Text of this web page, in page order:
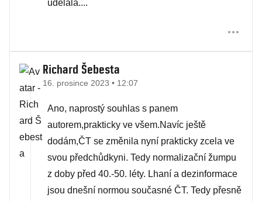
udělala....
Richard Šebesta
16. prosince 2023 • 12:07
Ano, naprostý souhlas s panem
autorem,prakticky ve všem.Navíc ještě
dodám,ČT se změnila nyní prakticky zcela ve
svou předchůdkyni. Tedy normalizační žumpu
z doby před 40.-50. léty. Lhaní a dezinformace
jsou dnešní normou současné ČT. Tedy přesně